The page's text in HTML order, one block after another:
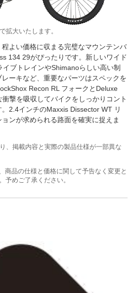
拡大いたします。
よい価格に収まる完璧なマウンテンバ
134 29がぴったりです。新しいワイド
ブトレインやShimanoらしい高い制
ーキなど、重要なパーツはスペックを
Recon RL フォークとDeluxe
撃を吸収してバイクをしっかりコント
2.4インチのMaxxis Dissector WT リ
ンが求められる路面を確実に捉えま
、掲載内容と実際の製品仕様が一部異な
商品の仕様と価格に関して予告なく変更と
予めご了承ください。